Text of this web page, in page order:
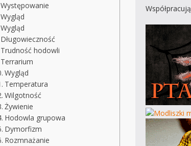
Występowanie
Wygląd
Wygląd
Długowieczność
Trudność hodowli
Terrarium
Wygląd
Temperatura
Wilgotność
Żywienie
Hodowla grupowa
Dymorfizm
Rozmnażanie